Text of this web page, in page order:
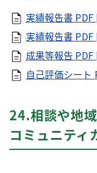
実績報告書 PDF
実績報告書 PDF
成果等報告 PDF
自己評価シート
24.相談や地
コミュニティ